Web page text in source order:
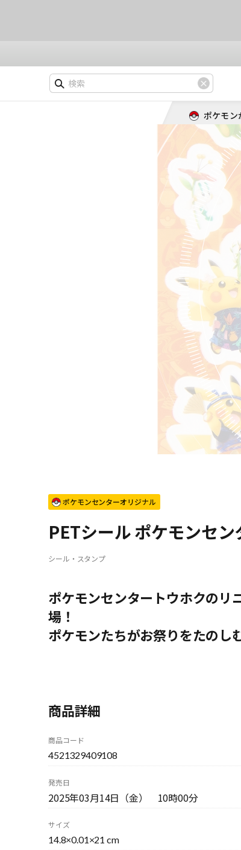
ポケモン
ポケモンセンターオリジナル
PETシール ポケモンセ
シール・スタンプ
ポケモンセンタートウホクのリ
場！
ポケモンたちがお祭りをたのし
商品詳細
商品コード
4521329409108
発売日
2025年03月14日（金） 10時00分
サイズ
14.8×0.01×21 cm